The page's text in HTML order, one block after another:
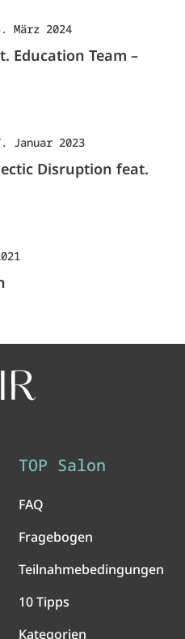
März 2024
Education Team –
Januar 2023
Disruption feat.
TOP Salon
FAQ
Fragebogen
Teilnahmebedingungen
10 Tipps
Kategorien